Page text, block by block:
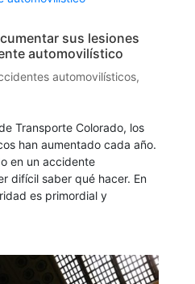
sus lesiones
automovilístico
automovilísticos,
Transporte Colorado, los
han aumentado cada año.
en un accidente
difícil saber qué hacer. En
es primordial y